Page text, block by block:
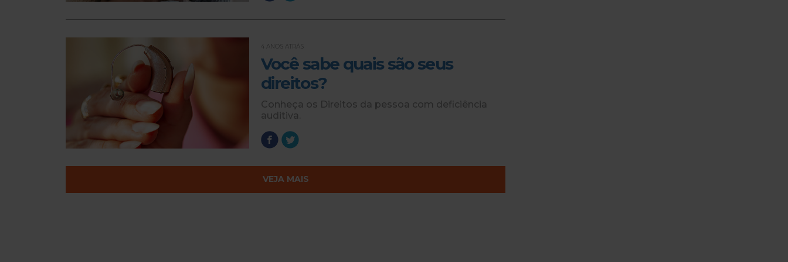
4 ANOS ATRÁS
Você sabe quais são seus
direitos?
Conheça os Direitos da pessoa com deficiência
auditiva.
VEJA MAIS